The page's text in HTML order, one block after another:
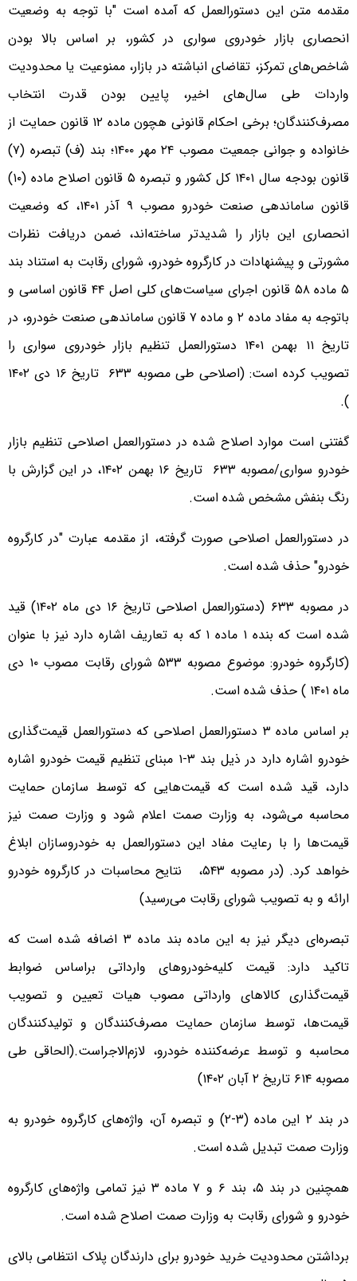
مقدمه‌ متن این دستورالعمل که آمده است "با توجه به وضعیت
انحصاری بازار خودروی سواری در کشور، بر اساس بالا بودن
شاخص‌های تمرکز، تقاضای انباشته در بازار، ممنوعیت یا محدودیت
واردات طی سال‌های اخیر، پایین بودن قدرت انتخاب
مصرف‌کنندگان؛ برخی احکام قانونی هچون ماده ۱۲ قانون حمایت از
خانواده و جوانی جمعیت مصوب ۲۴ مهر ۱۴۰۰؛ بند (ف) تبصره (۷)
قانون بودجه سال ۱۴۰۱ کل کشور و تبصره ۵ قانون اصلاح ماده (۱۰)
قانون ساماندهی صنعت خودرو مصوب ۹ آذر ۱۴۰۱، که وضعیت
انحصاری این بازار را شدیدتر ساخته‌اند، ضمن دریافت نظرات
مشورتی و پیشنهادات در کارگروه خودرو، شورای رقابت به استناد بند
۵ ماده ۵۸ قانون اجرای سیاست‌های کلی اصل ۴۴ قانون اساسی و
باتوجه به مفاد ماده ۲ و ماده ۷ قانون ساماندهی صنعت خودرو، در
تاریخ ۱۱ بهمن ۱۴۰۱ دستورالعمل تنظیم بازار خودروی سواری را
تصویب کرده است: (اصلاحی طی مصوبه ۶۳۳ تاریخ ۱۶ دی ۱۴۰۲
).
گفتنی است موارد اصلاح شده در دستورالعمل اصلاحی تنظیم بازار
خودرو سواری/مصوبه ۶۳۳ تاریخ ۱۶ بهمن ۱۴۰۲، در این گزارش با
رنگ بنفش مشخص شده است.
در دستورالعمل اصلاحی صورت گرفته، از مقدمه عبارت "در کارگروه
خودرو" حذف شده است.
در مصوبه ۶۳۳ (دستورالعمل اصلاحی تاریخ ۱۶ دی ماه ۱۴۰۲) قید
شده است که بنده ۱ ماده ۱ که به تعاریف اشاره دارد نیز با عنوان
(کارگروه خودرو: موضوع مصوبه ۵۳۳ شورای رقابت مصوب ۱۰ دی
ماه ۱۴۰۱ ) حذف شده است.
بر اساس ماده ۳ دستورالعمل اصلاحی که دستورالعمل قیمت‌گذاری
خودرو اشاره دارد در ذیل بند ۳-۱ مبنای تنظیم قیمت خودرو اشاره
دارد، قید شده است که قیمت‌هایی که توسط سازمان حمایت
محاسبه می‌شود، به وزارت صمت اعلام شود و وزارت صمت نیز
قیمت‌ها را با رعایت مفاد این دستورالعمل به خودروسازان ابلاغ
خواهد کرد. (در مصوبه ۵۴۳، نتایح محاسبات در کارگروه خودرو
ارائه و به تصویب شورای رقابت می‌رسید)
تبصره‌ای دیگر نیز به این ماده بند ماده ۳ اضافه شده است که
تاکید دارد: قیمت کلیه‌خودروهای وارداتی براساس ضوابط
قیمت‌گذاری کالاهای وارداتی مصوب هیات تعیین و تصویب
قیمت‌ها، توسط سازمان حمایت مصرف‌کنندگان و تولیدکنندگان
محاسبه و توسط عرضه‌کننده خودرو، لازم‌الاجراست.(الحاقی طی
مصوبه ۶۱۴ تاریخ ۲ آبان ۱۴۰۲)
در بند ۲ این ماده (۳-۲) و تبصره آن، واژه‌های کارگروه خودرو به
وزارت صمت تبدیل شده است.
همچنین در بند ۵، بند ۶ و ۷ ماده ۳ نیز تمامی واژه‌های کارگروه
خودرو و شورای رقابت به وزارت صمت اصلاح شده است.
برداشتن محدودیت خرید خودرو برای دارندگان پلاک انتظامی بالای